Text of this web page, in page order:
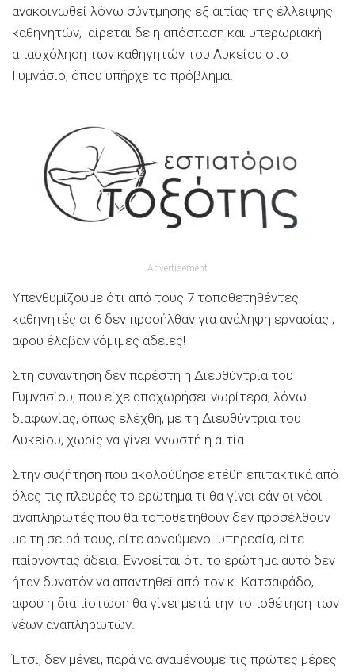
ανακοινωθεί λόγω σύντμησης εξ αιτίας της έλλειψης
καθηγητών, αίρεται δε η απόσπαση και υπερωριακή
απασχόληση των καθηγητών του Λυκείου στο
Γυμνάσιο, όπου υπήρχε το πρόβλημα.
Advertisement
Υπενθυμίζουμε ότι από τους 7 τοποθετηθέντες
καθηγητές οι 6 δεν προσήλθαν για ανάληψη εργασίας ,
αφού έλαβαν νόμιμες άδειες!
Στη συνάντηση δεν παρέστη η Διευθύντρια του
Γυμνασίου, που είχε αποχωρήσει νωρίτερα, λόγω
διαφωνίας, όπως ελέχθη, με τη Διευθύντρια του
Λυκείου, χωρίς να γίνει γνωστή η αιτία.
Στην συζήτηση που ακολούθησε ετέθη επιτακτικά από
όλες τις πλευρές το ερώτημα τι θα γίνει εάν οι νέοι
αναπληρωτές που θα τοποθετηθούν δεν προσέλθουν
με τη σειρά τους, είτε αρνούμενοι υπηρεσία, είτε
παίρνοντας άδεια. Εννοείται ότι το ερώτημα αυτό δεν
ήταν δυνατόν να απαντηθεί από τον κ. Κατσαφάδο,
αφού η διαπίστωση θα γίνει μετά την τοποθέτηση των
νέων αναπληρωτών.
Έτσι, δεν μένει, παρά να αναμένoυμε τις πρώτες μέρες